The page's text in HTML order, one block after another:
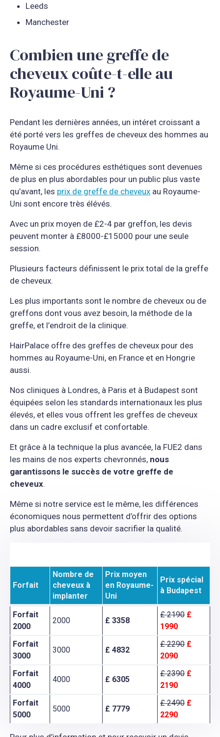
Leeds
Manchester
Combien une greffe de
cheveux coûte-t-elle au
Royaume-Uni ?
Pendant les dernières années, un intéret croissant a
été porté vers les greffes de cheveux des hommes au
Royaume Uni.
Même si ces procédures esthétiques sont devenues
de plus en plus abordables pour un public plus vaste
qu’avant, les prix de greffe de cheveux au Royaume-
Uni sont encore très élévés.
Avec un prix moyen de £2-4 par greffon, les devis
peuvent monter à £8000-£15000 pour une seule
session.
Plusieurs facteurs définissent le prix total de la greffe
de cheveux.
Les plus importants sont le nombre de cheveux ou de
greffons dont vous avez besoin, la méthode de la
greffe, et l’endroit de la clinique.
HairPalace offre des greffes de cheveux pour des
hommes au Royaume-Uni, en France et en Hongrie
aussi.
Nos cliniques à Londres, à Paris et à Budapest sont
équipées selon les standards internationaux les plus
élevés, et elles vous offrent les greffes de cheveux
dans un cadre exclusif et confortable.
Et grâce à la technique la plus avancée, la FUE2 dans
les mains de nos experts chevronnés, nous
garantissons le succès de votre greffe de
cheveux.
Même si notre service est le même, les différences
économiques nous permettent d’offrir des options
plus abordables sans devoir sacrifier la qualité.
Forfait
Nombre de
cheveux à
implanter
Prix moyen
en Royaume-
Uni
Prix spécial
à Budapest
Forfait
2000
2000 £ 3358
£ 2190 £
1990
Forfait
3000
3000 £ 4832
£ 2290 £
2090
Forfait
4000
4000 £ 6305
£ 2390 £
2190
Forfait
5000
5000 £ 7779
£ 2490 £
2290